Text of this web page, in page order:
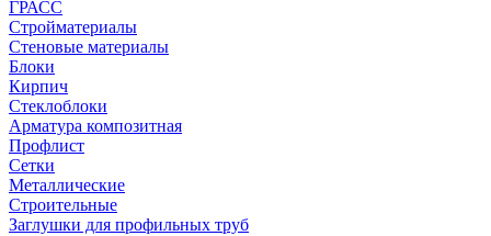
ГРАСС
Стройматериалы
Стеновые материалы
Блоки
Кирпич
Стеклоблоки
Арматура композитная
Профлист
Сетки
Металлические
Строительные
Заглушки для профильных труб